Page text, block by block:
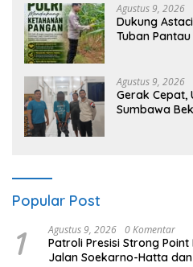
Agustus 9, 2026
Dukung
Tuban
Agustus 9, 2026
Gerak Cepat,
Sumbawa
Popular Post
1 Agustus 9, 2026 0 Komentar
Patroli Presisi Strong
Jalan Soekarno-Hatta